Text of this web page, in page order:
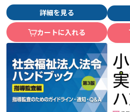
詳細を見る
カートに入れる